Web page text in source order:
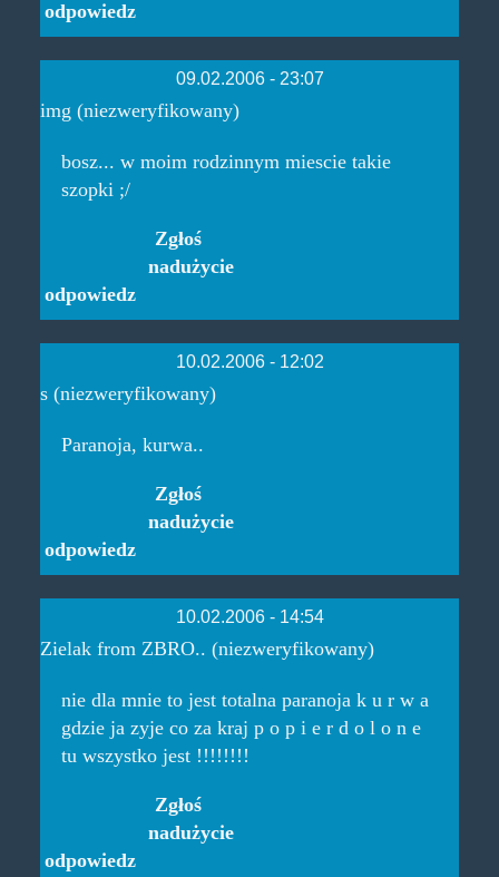
odpowiedz
09.02.2006 - 23:07
img (niezweryfikowany)
bosz... w moim rodzinnym miescie takie
szopki ;/
odpowiedz
Zgłoś
nadużycie
10.02.2006 - 12:02
s (niezweryfikowany)
Paranoja, kurwa..
odpowiedz
Zgłoś
nadużycie
10.02.2006 - 14:54
Zielak from ZBRO.. (niezweryfikowany)
nie dla mnie to jest totalna paranoja k u r w a
gdzie ja zyje co za kraj p o p i e r d o l o n e
tu wszystko jest !!!!!!!!
odpowiedz
Zgłoś
nadużycie